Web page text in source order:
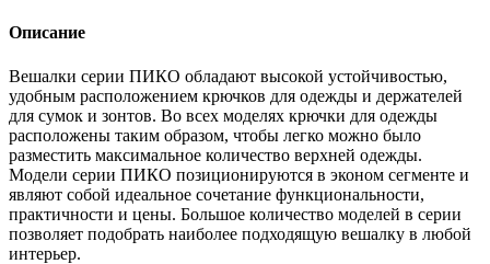
Описание
Вешалки серии ПИКО обладают высокой устойчивостью,
удобным расположением крючков для одежды и держателей
для сумок и зонтов. Во всех моделях крючки для одежды
расположены таким образом, чтобы легко можно было
разместить максимальное количество верхней одежды.
Модели серии ПИКО позиционируются в эконом сегменте и
являют собой идеальное сочетание функциональности,
практичности и цены. Большое количество моделей в серии
позволяет подобрать наиболее подходящую вешалку в любой
интерьер.